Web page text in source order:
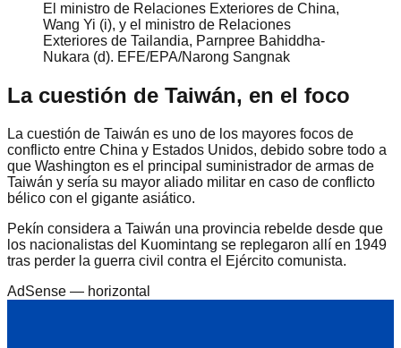
El ministro de Relaciones Exteriores de China,
Wang Yi (i), y el ministro de Relaciones
Exteriores de Tailandia, Parnpree Bahiddha-
Nukara (d). EFE/EPA/Narong Sangnak
La cuestión de Taiwán, en el foco
La cuestión de Taiwán es uno de los mayores focos de
conflicto entre China y Estados Unidos, debido sobre todo a
que Washington es el principal suministrador de armas de
Taiwán y sería su mayor aliado militar en caso de conflicto
bélico con el gigante asiático.
Pekín considera a Taiwán una provincia rebelde desde que
los nacionalistas del Kuomintang se replegaron allí en 1949
tras perder la guerra civil contra el Ejército comunista.
AdSense — horizontal